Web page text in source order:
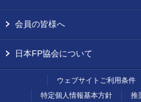
会員の皆様へ
日本FP協会について
ウェブサイトご利用条件
特定個人情報基本方針
推